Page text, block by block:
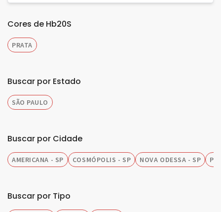
Cores de Hb20S
PRATA
Buscar por Estado
SÃO PAULO
Buscar por Cidade
AMERICANA - SP COSMÓPOLIS - SP NOVA ODESSA - SP
Buscar por Tipo